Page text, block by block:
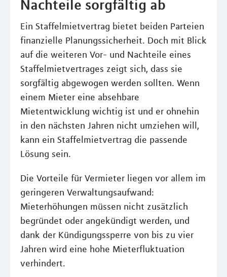
Nachteile sorgfältig ab
Ein Staffelmietvertrag bietet beiden Parteien
finanzielle Planungssicherheit. Doch mit Blick
auf die weiteren Vor- und Nachteile eines
Staffelmietvertrages zeigt sich, dass sie
sorgfältig abgewogen werden sollten. Wenn
einem Mieter eine absehbare
Mietentwicklung wichtig ist und er ohnehin
in den nächsten Jahren nicht umziehen will,
kann ein Staffelmietvertrag die passende
Lösung sein.
Die Vorteile für Vermieter liegen vor allem im
geringeren Verwaltungsaufwand:
Mieterhöhungen müssen nicht zusätzlich
begründet oder angekündigt werden, und
dank der Kündigungssperre von bis zu vier
Jahren wird eine hohe Mieterfluktuation
verhindert.